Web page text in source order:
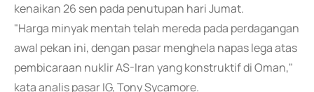
kenaikan 26 sen pada penutupan hari Jumat.
"Harga minyak mentah telah mereda pada perdagangan
awal pekan ini, dengan pasar menghela napas lega atas
pembicaraan nuklir AS-Iran yang konstruktif di Oman,"
kata analis pasar IG, Tony Sycamore.